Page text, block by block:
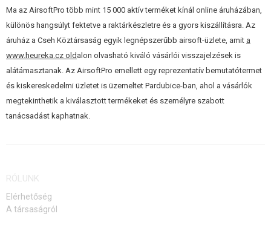
ELÉRHETŐSÉG
Ma az AirsoftPro több mint 15 000 aktív terméket kínál online áruházában,
különös hangsúlyt fektetve a raktárkészletre és a gyors kiszállításra. Az
áruház a Cseh Köztársaság egyik legnépszerűbb airsoft-üzlete, amit a
www.heureka.cz old alon olvasható kiváló vásárlói visszajelzések is
alátámasztanak. Az AirsoftPro emellett egy reprezentatív bemutatótermet
és kiskereskedelmi üzletet is üzemeltet Pardubice-ban, ahol a vásárlók
megtekinthetik a kiválasztott termékeket és személyre szabott
tanácsadást kaphatnak.
RÓLUNK
Elérhetőség
A társaságról